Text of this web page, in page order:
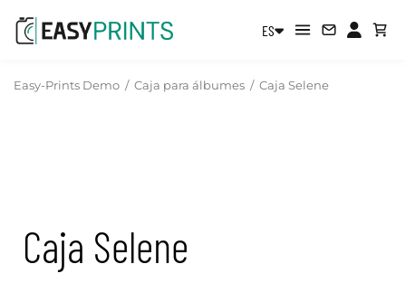
ES
Easy-Prints Demo / Caja para álbumes / Caja Selene
Caja Selene